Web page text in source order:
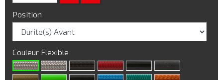
Position
Couleur Flexible